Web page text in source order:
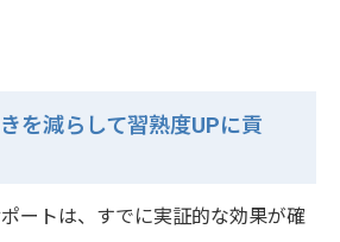
を減らして習熟度UPに貢
ートは、すでに実証的な効果が確